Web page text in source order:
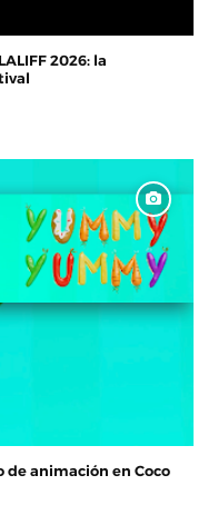
2026: la
animación en Coco